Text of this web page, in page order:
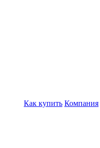
Как купить Компания